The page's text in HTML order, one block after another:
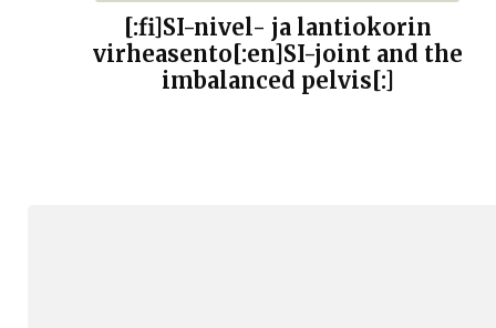
[:fi]SI-nivel- ja lantiokorin
virheasento[:en]SI-joint and the
imbalanced pelvis[:]